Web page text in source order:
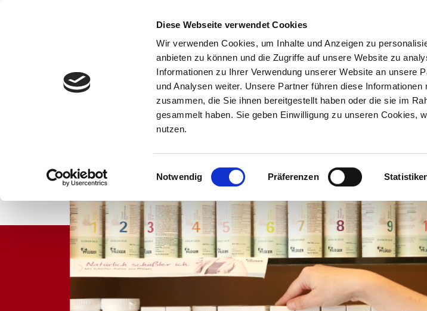
Diese Webseite verwendet Cookies
Wir verwenden Cookies, um Inhalte und Anzeigen zu
anbieten zu können und die Zugriffe auf unsere Website zu
Informationen zu Ihrer Verwendung unserer Website an unsere
und Analysen weiter. Unsere Partner führen diese
zusammen, die Sie ihnen bereitgestellt haben oder die sie im
gesammelt haben. Sie geben Einwilligung zu unseren Cookies,
nutzen.
Einwilligungsauswahl
Notwendig Präferenzen
Gut zu wissen
Lieferservice
Unser Service
Unser Team
Flyer
Aktionen
Chinesische Medizin
(TCM)
TCM-Bestellungen
TCM Infos für
Patienten
TCM Infos für
Verordner
TCM Bestandteile
TCM-Forum